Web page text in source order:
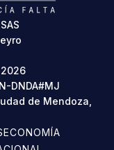
DNDA#MJ
de Mendoza,
ECONOMÍA